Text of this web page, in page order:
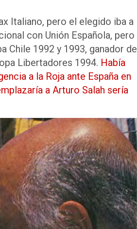
Italiano, pero el elegido iba a
con Unión Española, pero
Chile 1992 y 1993, ganador de
Libertadores 1994. Había
a la Roja ante España en
a Arturo Salah sería